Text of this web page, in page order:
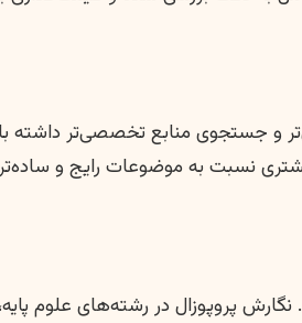
و جستجوی منابع تخصصی‌تر
نسبت به موضوعات رایج و
پروپوزال در رشته‌های